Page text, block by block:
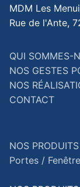
MDM Les
Rue de l'Ante,
QUI SOMMES-
NOS GESTES
NOS
CONTACT
NOS
Portes /